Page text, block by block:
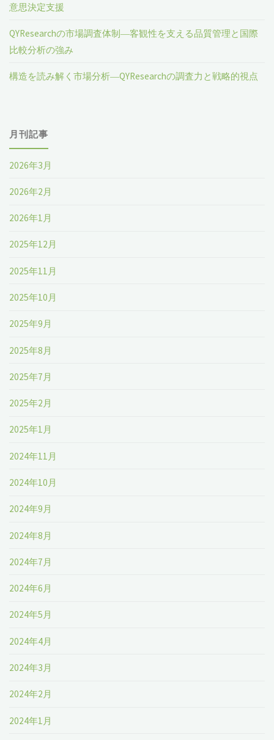
意思決定支援
QYResearchの市場調査体制―客観性を支える品質管理と国際
比較分析の強み
構造を読み解く市場分析―QYResearchの調査力と戦略的視点
月刊記事
2026年3月
2026年2月
2026年1月
2025年12月
2025年11月
2025年10月
2025年9月
2025年8月
2025年7月
2025年2月
2025年1月
2024年11月
2024年10月
2024年9月
2024年8月
2024年7月
2024年6月
2024年5月
2024年4月
2024年3月
2024年2月
2024年1月